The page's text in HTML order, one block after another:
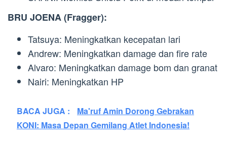
BRU JOENA (Fragger):
Tatsuya: Meningkatkan kecepatan lari
Andrew: Meningkatkan damage dan fire rate
Alvaro: Meningkatkan damage bom dan granat
Nairi: Meningkatkan HP
BACA JUGA :
Ma'ruf Amin Dorong Gebrakan
KONI: Masa Depan Gemilang Atlet Indonesia!